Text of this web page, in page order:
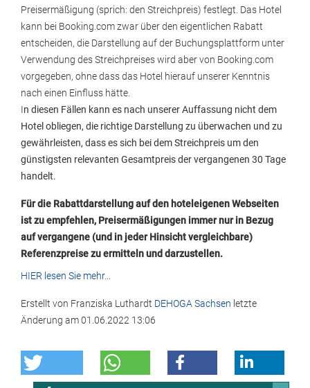
Preisermäßigung (sprich: den Streichpreis) festlegt. Das Hotel
kann bei Booking.com zwar über den eigentlichen Rabatt
entscheiden, die Darstellung auf der Buchungsplattform unter
Verwendung des Streichpreises wird aber von Booking.com
vorgegeben, ohne dass das Hotel hierauf unserer Kenntnis
nach einen Einfluss hätte.
In diesen Fällen kann es nach unserer Auffassung nicht dem
Hotel obliegen, die richtige Darstellung zu überwachen und zu
gewährleisten, dass es sich bei dem Streichpreis um den
günstigsten relevanten Gesamtpreis der vergangenen 30 Tage
handelt.
Für die Rabattdarstellung auf den hoteleigenen Webseiten
ist zu empfehlen, Preisermäßigungen immer nur in Bezug
auf vergangene (und in jeder Hinsicht vergleichbare)
Referenzpreise zu ermitteln und darzustellen.
HIER lesen Sie mehr...
Erstellt von Franziska Luthardt DEHOGA Sachsen letzte
Änderung am01.06.2022 13:06